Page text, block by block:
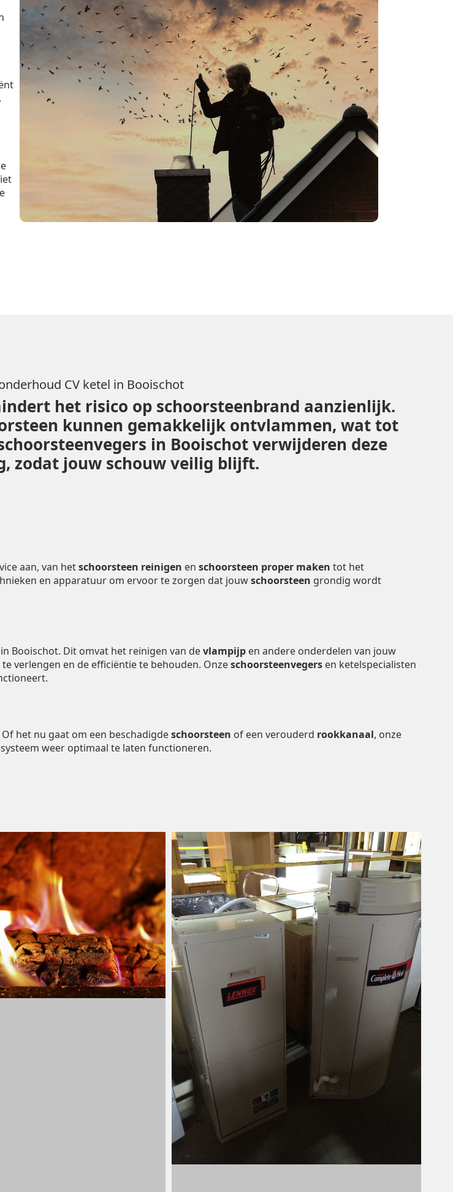
CV ketel in Booischot
het risico op schoorsteenbrand aanzienlijk.
kunnen gemakkelijk ontvlammen, wat tot
in Booischot verwijderen deze
zodat jouw schouw veilig blijft.
aan, van hetschoorsteen reinigen en schoorsteen proper maken tot het
en apparatuur om ervoor te zorgen dat jouwschoorsteen grondig wordt
Booischot. Dit omvat het reinigen van devlampijp en andere onderdelen van jouw
verlengen en de efficiëntie te behouden. Onzeschoorsteenvegers en ketelspecialisten
het nu gaat om een beschadigdeschoorsteen of een verouderd rookkanaal, onze
weer optimaal te laten functioneren.